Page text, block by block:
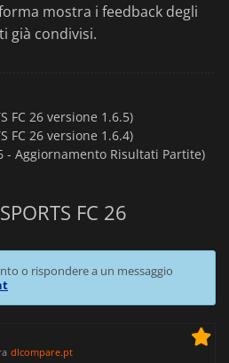
mostra i feedback degli
già condivisi.
FC 26 versione 1.6.5)
FC 26 versione 1.6.4)
- Aggiornamento Risultati Partite)
FC 26
o rispondere a un messaggio
dlcompare.pt